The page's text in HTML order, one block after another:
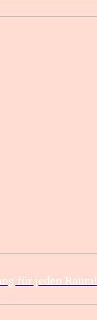
für jeden Raum!